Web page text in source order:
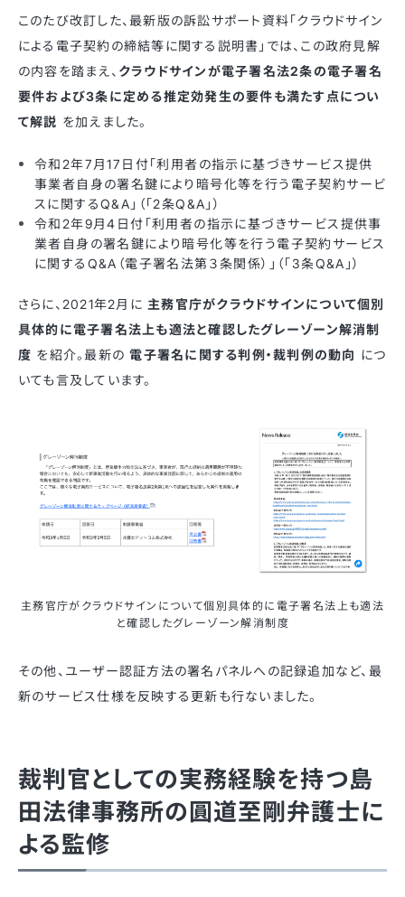
このたび改訂した、最新版の訴訟サポート資料「クラウドサイン
による電⼦契約の締結等に関する説明書」では、この政府見解
の内容を踏まえ、 クラウドサインが電子署名法2条の電子署名
要件および3条に定める推定効発生の要件も満たす点につい
て解説 を加えました。
令和2年7⽉17⽇付「利⽤者の指⽰に基づきサービス提供
事業者⾃⾝の署名鍵により暗号化等を⾏う電⼦契約サービ
スに関するQ&A」（「2条Q&A」）
令和2年9⽉4⽇付「利⽤者の指⽰に基づきサービス提供事
業者⾃⾝の署名鍵により暗号化等を⾏う電⼦契約サービス
に関するQ&A（電⼦署名法第３条関係）」（「3条Q&A」）
さらに、2021年2月に 主務官庁がクラウドサインについて個別
具体的に電子署名法上も適法と確認したグレーゾーン解消制
度 を紹介。最新の電子署名に関する判例・裁判例の動向 につ
いても言及しています。
主務官庁がクラウドサインについて個別具体的に電子署名法上も適法
と確認したグレーゾーン解消制度
その他、ユーザー認証方法の署名パネルへの記録追加など、最
新のサービス仕様を反映する更新も行ないました。
裁判官としての実務経験を持つ島
田法律事務所の圓道至剛弁護士に
よる監修